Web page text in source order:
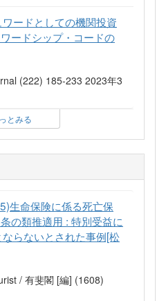
ードとしての機関投資
ードシップ・コードの
(222) 185-233 2023年3
とみる
生命保険に係る死亡保
の類推適用 : 特別受益に
らないとされた事例[松
/ 有斐閣 [編] (1608)